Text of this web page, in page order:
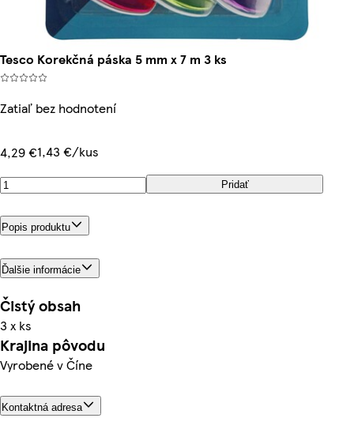
Tesco Korekčná páska 5 mm x 7 m 3 ks
Zatiaľ bez hodnotení
4,29 €1,43 €/kus
Pridať
Popis produktu
Ďalšie informácie
Čistý obsah
3 x ks
Krajina pôvodu
Vyrobené v Číne
Kontaktná adresa